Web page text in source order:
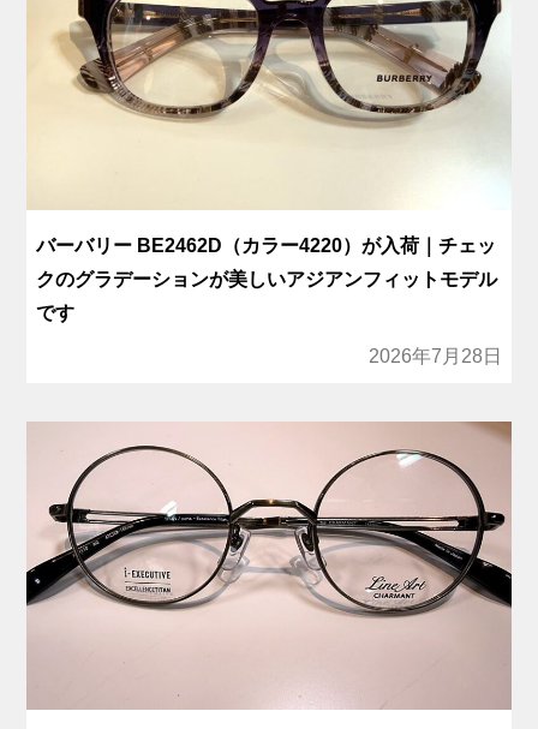
バーバリー BE2462D（カラー4220）が入荷｜チェッ
クのグラデーションが美しいアジアンフィットモデル
です
2026年7月28日